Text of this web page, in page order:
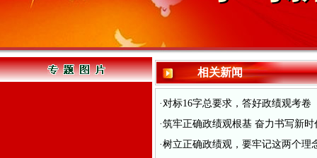
相关新闻
·对标16字总要求，答好政绩观考卷
·筑牢正确政绩观根基 奋力书写新
·树立正确政绩观，要牢记这两个理